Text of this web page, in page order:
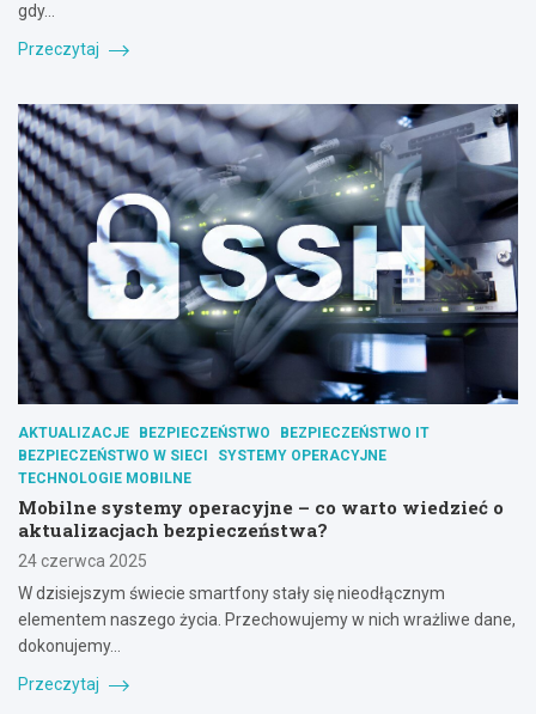
gdy…
Przeczytaj
AKTUALIZACJE BEZPIECZEŃSTWO
BEZPIECZEŃSTWO IT
BEZPIECZEŃSTWO W SIECI
SYSTEMY OPERACYJNE
TECHNOLOGIE MOBILNE
Mobilne systemy operacyjne – co warto wiedzieć o
aktualizacjach bezpieczeństwa?
24 czerwca 2025
W dzisiejszym świecie smartfony stały się nieodłącznym
elementem naszego życia. Przechowujemy w nich wrażliwe dane,
dokonujemy…
Przeczytaj